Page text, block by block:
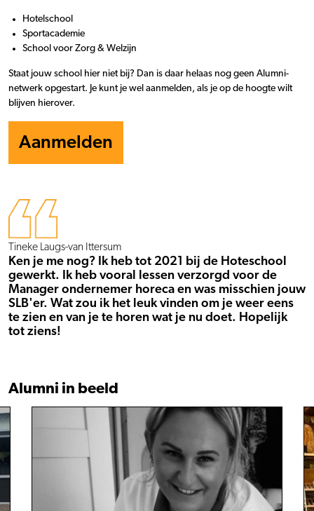
Hotelschool
Sportacademie
School voor Zorg & Welzijn
Staat jouw school hier niet bij? Dan is daar helaas nog geen Alumni-
netwerk opgestart. Je kunt je wel aanmelden, als je op de hoogte wilt
blijven hierover.
Aanmelden
Tineke Laugs-van Ittersum
Ken je me nog? Ik heb tot 2021 bij de Hoteschool
gewerkt. Ik heb vooral lessen verzorgd voor de
Manager ondernemer horeca en was misschien jouw
SLB'er. Wat zou ik het leuk vinden om je weer eens
te zien en van je te horen wat je nu doet. Hopelijk
tot ziens!
Alumni in beeld